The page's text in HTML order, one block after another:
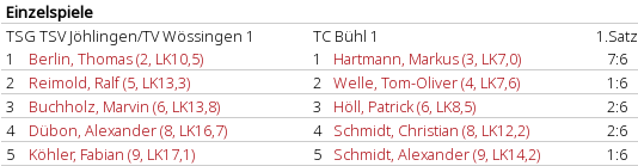
Einzelspiele
TSG TSV Jöhlingen/TV Wössingen 1
TC Bühl 1 1.Satz
1
Berlin, Thomas (2, LK10,5) 1 Hartmann, Markus (3, LK7,0) 7:6
2
Reimold, Ralf (5, LK13,3) 2 Welle, Tom-Oliver (4, LK7,6) 1:6
3
Buchholz, Marvin (6, LK13,8) 3 Höll, Patrick (6, LK8,5) 2:6
4
Dübon, Alexander (8, LK16,7) 4 Schmidt, Christian (8, LK12,2) 2:6
5
Köhler, Fabian (9, LK17,1) 5 Schmidt, Alexander (9, LK14,2) 1:6